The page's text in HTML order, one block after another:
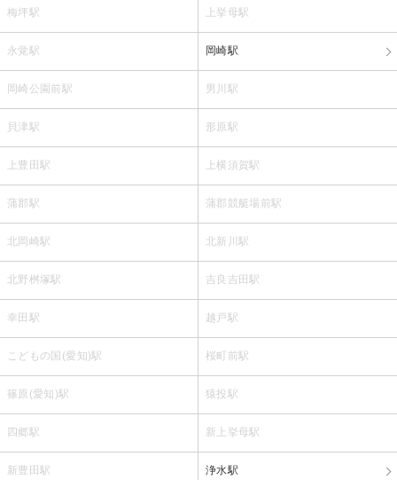
梅坪駅 上挙母駅
永覚駅 岡崎駅
岡崎公園前駅 男川駅
貝津駅 形原駅
上豊田駅 上横須賀駅
蒲郡駅 蒲郡競艇場前駅
北岡崎駅 北新川駅
北野桝塚駅 吉良吉田駅
幸田駅 越戸駅
こどもの国(愛知)駅 桜町前駅
篠原(愛知)駅 猿投駅
四郷駅 新上挙母駅
新豊田駅 浄水駅